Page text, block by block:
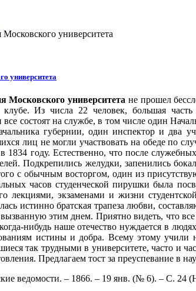
университета
университета
Московского университета не прошел
Из числа 22 человек, большая
состоят на службе, в том числе один
губернии, один инспектор и два
лиц не могли участвовать на обеде по
году. Естественно, что после
Подкрепились желудки, запенились
с обычным восторгом, один из
часов студенческой пирушки была
лекциями, экзаменами и жизни
истинно братская трапеза любви,
этим днем. Приятно видеть, что
нибудь наше отечество нуждается в
истины и добра. Всему этому
так трудными в университете, часто и
Предлагаем тост за преуспевание в
ведомости. – 1866. – 19 янв. (№ 6). – С. 24